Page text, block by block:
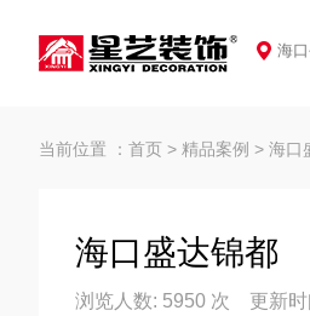
海
当前位置 ： 首页 > 精品案例 > 海口
海口盛达锦都
浏览人数: 5950 次 更新时